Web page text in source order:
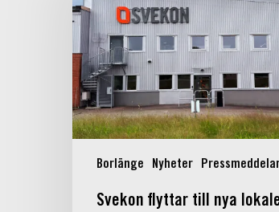
Borlänge Nyheter
nya
lokaler
i
Borlänge
–
stärker
utvecklings-
produktionsförmågan
Svekon flyttar till nya